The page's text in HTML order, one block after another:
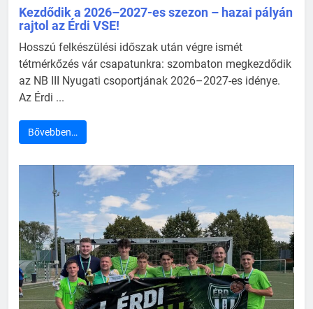
Kezdődik a 2026–2027-es szezon – hazai pályán
rajtol az Érdi VSE!
Hosszú felkészülési időszak után végre ismét
tétmérkőzés vár csapatunkra: szombaton megkezdődik
az NB III Nyugati csoportjának 2026–2027-es idénye.
Az Érdi ...
Bővebben…